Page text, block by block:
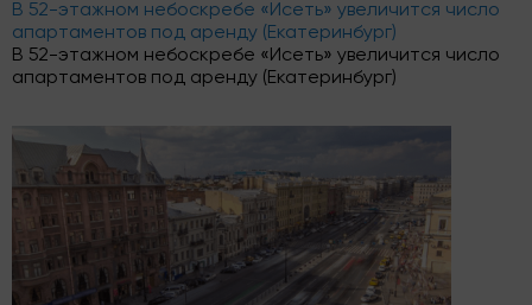
В 52-этажном небоскребе «Исеть» увеличится число
апартаментов под аренду (Екатеринбург)
В 52-этажном небоскребе «Исеть» увеличится число
апартаментов под аренду (Екатеринбург)